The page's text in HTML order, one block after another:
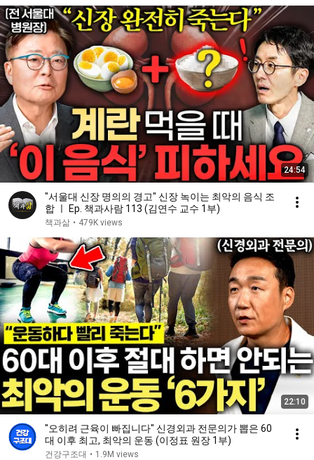
24:54
"서울대 신장 명의의 경고" 신장 녹이는 최악의 음식 조
합 ㅣ Ep. 책과사람 113 (김연수 교수 1부)
책과삶 • 479K views
22:10
"오히려 근육이 빠집니다" 신경외과 전문의가 뽑은 60
대 이후 최고, 최악의 운동 (이정표 원장 1부)
건강구조대 • 1.9M views